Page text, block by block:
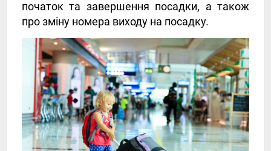
початок та завершення посадки, а також
про зміну номера виходу на посадку.